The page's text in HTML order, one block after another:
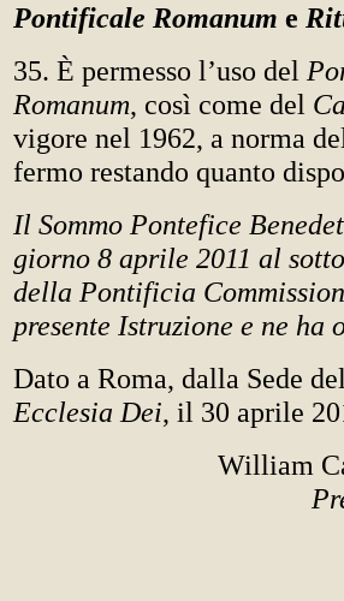
Pontificale Romanum e
35. È permesso l’uso del
Romanum, così come del
vigore nel 1962, a norma
fermo restando quanto
Il Sommo Pontefice
giorno 8 aprile 2011 al
della Pontificia
presente Istruzione e ne
Dato a Roma, dalla Sede
Ecclesia Dei, il 30 aprile
William